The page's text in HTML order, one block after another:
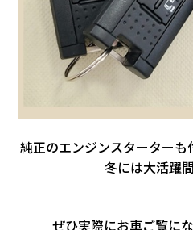
純正のエンジンスターター
冬には大活躍
ぜひ実際にお車ご覧に